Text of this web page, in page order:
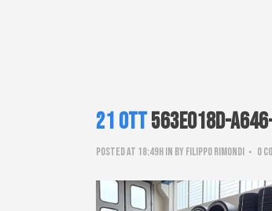
21 Ott563e018d-
Posted at 18:49hin by Filippo Rimondi 0